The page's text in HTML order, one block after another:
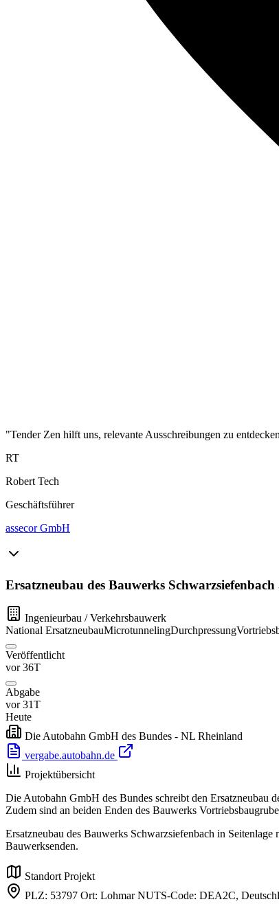
"Tender Zen hilft uns, relevante Ausschreibungen zu
RT
Robert Tech
Geschäftsführer
assecor GmbH
Ersatzneubau des Bauwerks
Ingenieurbau / Verkehrsbauwerk
National ErsatzneubauMicrotunnelingDurchpressung
Veröffentlicht
vor 36T
Abgabe
vor 31T
Heute
Die Autobahn GmbH des Bundes - NL Rheinland
vergabe.autobahn.de
Projektübersicht
Die Autobahn GmbH des Bundes schreibt den Ersatzneubau
Zudem sind an beiden Enden des Bauwerks
Ersatzneubau des Bauwerks Schwarzsiefenbach in
Bauwerksenden.
Standort Projekt
PLZ: 53797 Ort: Lohmar NUTS-Code: DEA2C,